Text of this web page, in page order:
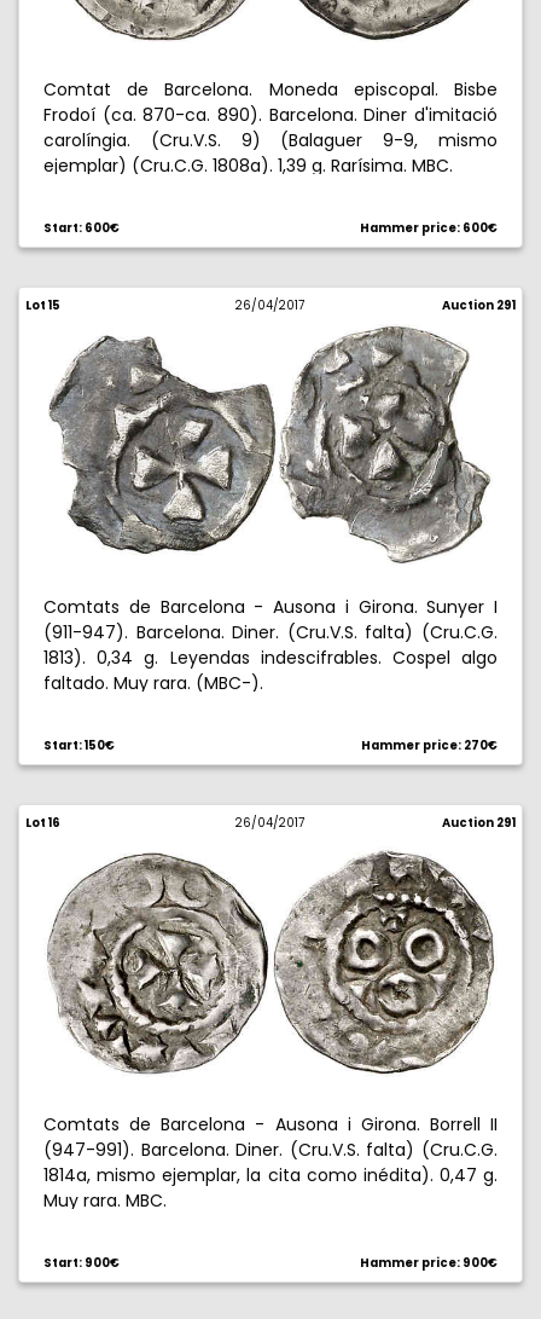
Comtat de Barcelona. Moneda episcopal. Bisbe
Frodoí (ca. 870-ca. 890). Barcelona. Diner d'imitació
carolíngia. (Cru.V.S. 9) (Balaguer 9-9, mismo
ejemplar) (Cru.C.G. 1808a). 1,39 g. Rarísima. MBC.
Start: 600€ Hammer price: 600€
Lot 15 26/04/2017 Auction 291
Comtats de Barcelona - Ausona i Girona. Sunyer I
(911-947). Barcelona. Diner. (Cru.V.S. falta) (Cru.C.G.
1813). 0,34 g. Leyendas indescifrables. Cospel algo
faltado. Muy rara. (MBC-).
Start: 150€ Hammer price: 270€
Lot 16 26/04/2017 Auction 291
Comtats de Barcelona - Ausona i Girona. Borrell II
(947-991). Barcelona. Diner. (Cru.V.S. falta) (Cru.C.G.
1814a, mismo ejemplar, la cita como inédita). 0,47 g.
Muy rara. MBC.
Start: 900€ Hammer price: 900€